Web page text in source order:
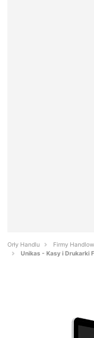
Orły Handlu
Firmy
Unikas - Kasy i Drukarki